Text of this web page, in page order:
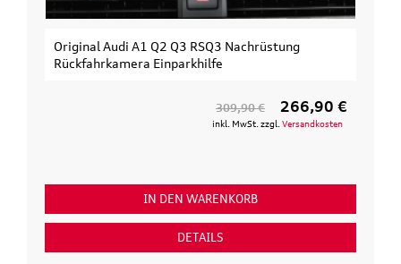
Original Audi A1 Q2 Q3 RSQ3 Nachrüstung
Rückfahrkamera Einparkhilfe
309,90 € 266,90 €
inkl. MwSt. zzgl. Versandkosten
IN DEN WARENKORB
DETAILS